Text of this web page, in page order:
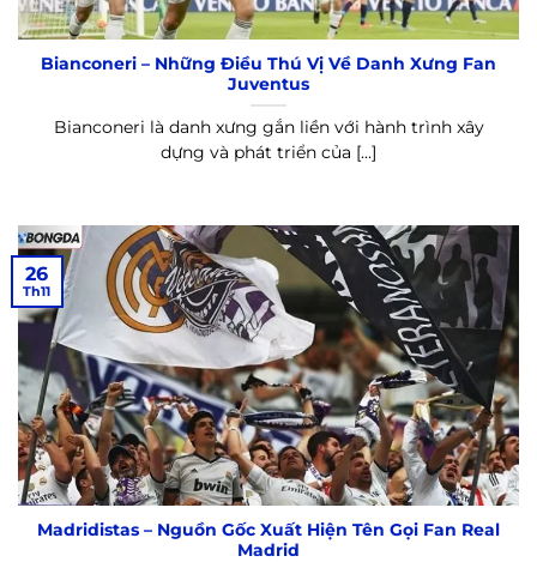
Bianconeri – Những Điều Thú Vị Về Danh Xưng Fan
Juventus
Bianconeri là danh xưng gắn liền với hành trình xây
dựng và phát triển của [...]
Madridistas – Nguồn Gốc Xuất Hiện Tên Gọi Fan Real
Madrid
26
Th11